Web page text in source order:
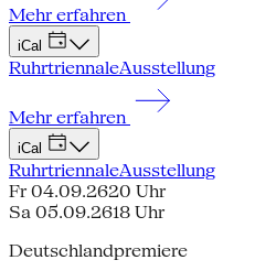
Mehr erfahren
iCal
RuhrtriennaleAusstellung
Mehr erfahren
iCal
RuhrtriennaleAusstellung
Fr 04.09.2620 Uhr
Sa 05.09.2618 Uhr
Deutschlandpremiere